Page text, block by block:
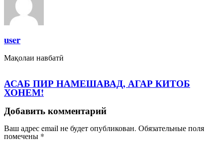
user
Мақолаи навбатӣ
АСАБ ПИР НАМЕШАВАД, АГАР КИТОБ
ХОНЕМ!
Добавить комментарий
Ваш адрес email не будет опубликован. Обязательные поля
помечены *